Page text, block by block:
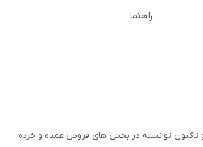
راهنما
شروع کرده است و تاکنون توانسته در بخش های فروش عمده و خرده